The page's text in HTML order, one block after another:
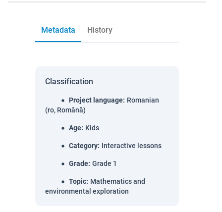
Metadata History
Classification
Project language: Romanian
(ro, Română)
Age: Kids
Category: Interactive lessons
Grade: Grade 1
Topic: Mathematics and
environmental exploration